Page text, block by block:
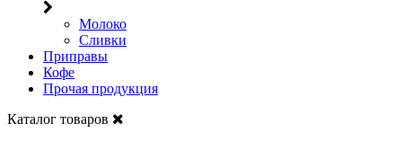
Молоко
Сливки
Приправы
Кофе
Прочая продукция
Каталог товаров